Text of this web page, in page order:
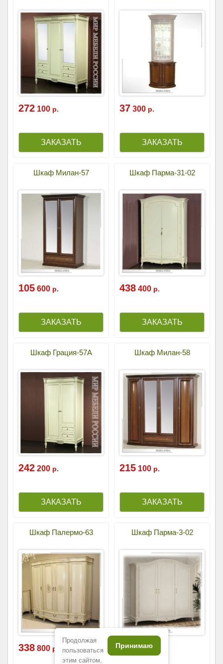
272 100 р. 37 300 р.
Шкаф Милан-57
105 600 р.
Шкаф Парма-31-02
438 400 р.
Шкаф Грация-57А
242 200 р.
Шкаф Милан-58
215 100 р.
Шкаф Палермо-63
338 800 р.
Шкаф Парма-3-02
472 600р.
Продолжая
пользоваться
этим сайтом,
Принимаю